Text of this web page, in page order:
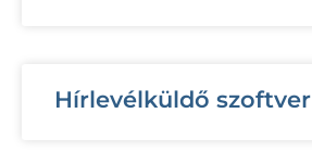
Hírlevélküldő szoftver